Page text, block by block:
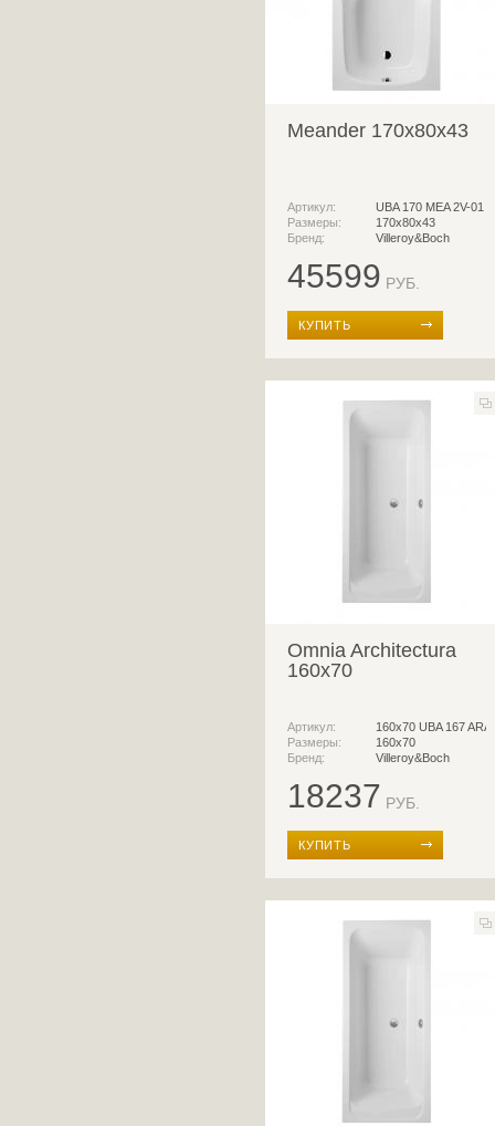
Meander 170x80x43
Артикул:
UBA 170 MEA 2V-01
Размеры:
170x80x43
Бренд:
Villeroy&Boch
45599 РУБ.
КУПИТЬ
Omnia Architectura
160x70
Артикул:
160x70 UBA 167 ARA
Размеры:
160x70
Бренд:
Villeroy&Boch
18237 РУБ.
КУПИТЬ